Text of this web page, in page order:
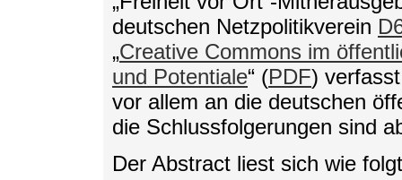
deutschen Netzpolitikverein
„Creative Commons im
und Potentiale“ (PDF)
vor allem an die deutschen
die Schlussfolgerungen sind
Der Abstract liest sich wie